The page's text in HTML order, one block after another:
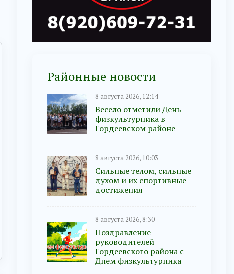
Районные новости
8 августа 2026, 12:14
Весело отметили День
физкультурника в
Гордеевском районе
8 августа 2026, 10:03
Сильные телом, сильные
духом и их спортивные
достижения
8 августа 2026, 8:30
Поздравление
руководителей
Гордеевского района с
Днем физкультурника